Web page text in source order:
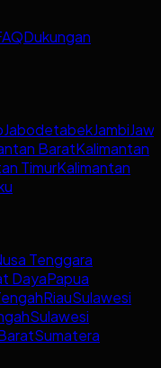
Dukungan
JabodetabekJambi
BaratKalimantan
TimurKalimantan
Tenggara
DayaPapua
RiauSulawesi
Sulawesi
Sumatera